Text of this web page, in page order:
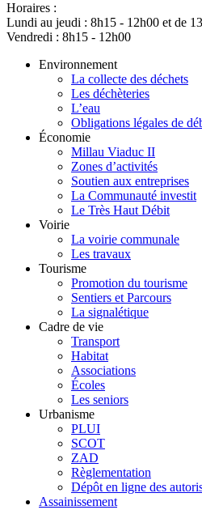
Horaires :
Lundi au jeudi : 8h15 - 12h00 et de
Vendredi : 8h15 - 12h00
Environnement
La collecte des déchets
Les déchèteries
L’eau
Obligations légales de
Économie
Millau Viaduc II
Zones d’activités
Soutien aux entreprises
La Communauté investit
Le Très Haut Débit
Voirie
La voirie communale
Les travaux
Tourisme
Promotion du tourisme
Sentiers et Parcours
La signalétique
Cadre de vie
Transport
Habitat
Associations
Écoles
Les seniors
Urbanisme
PLUI
SCOT
ZAD
Règlementation
Dépôt en ligne des
Assainissement